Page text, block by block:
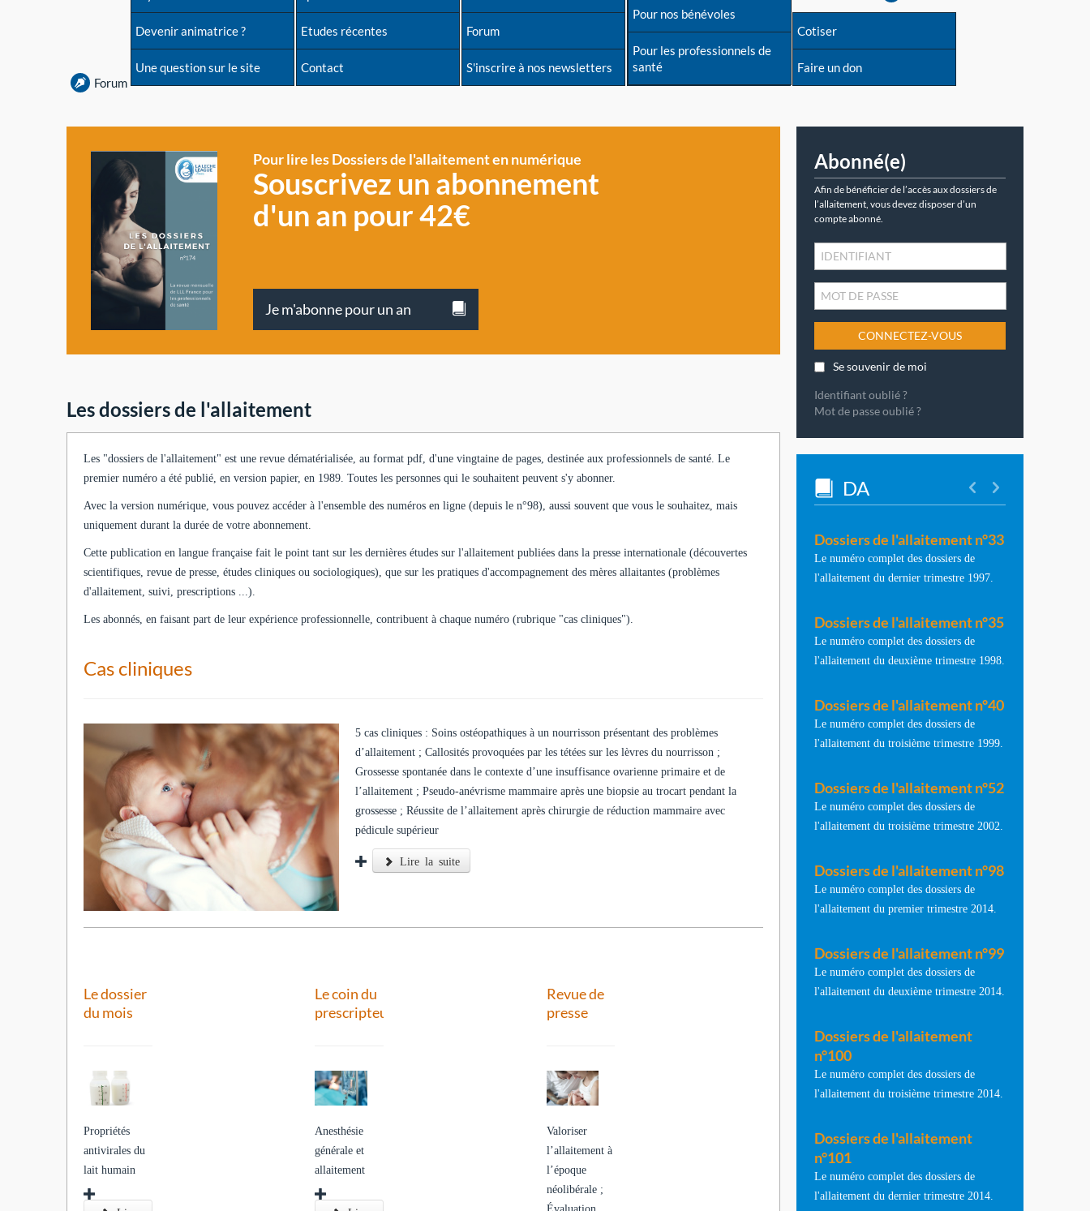
Forum
Devenir animatrice ?
Une question sur le site
Etudes récentes
Contact
Forum
S'inscrire à nos newsletters
Pour nos bénévoles
Pour les professionnels de
santé
Cotiser
Faire un don
Pour lire les Dossiers de l'allaitement en numérique
Souscrivez un abonnement
d'un an pour 42€
Je m'abonne pour un an
Les dossiers de l'allaitement
Les "dossiers de l'allaitement" est une revue dématérialisée, au format pdf, d'une vingtaine de pages, destinée aux professionnels de santé. Le
premier numéro a été publié, en version papier, en 1989. Toutes les personnes qui le souhaitent peuvent s'y abonner.
Avec la version numérique, vous pouvez accéder à l'ensemble des numéros en ligne (depuis le n°98), aussi souvent que vous le souhaitez, mais
uniquement durant la durée de votre abonnement.
Cette publication en langue française fait le point tant sur les dernières études sur l'allaitement publiées dans la presse internationale (découvertes
scientifiques, revue de presse, études cliniques ou sociologiques), que sur les pratiques d'accompagnement des mères allaitantes (problèmes
d'allaitement, suivi, prescriptions ...).
Les abonnés, en faisant part de leur expérience professionnelle, contribuent à chaque numéro (rubrique "cas cliniques").
Cas cliniques
5 cas cliniques : Soins ostéopathiques à un nourrisson présentant des problèmes
d’allaitement ; Callosités provoquées par les tétées sur les lèvres du nourrisson ;
Grossesse spontanée dans le contexte d’une insuffisance ovarienne primaire et de
l’allaitement ; Pseudo-anévrisme mammaire après une biopsie au trocart pendant la
grossesse ; Réussite de l’allaitement après chirurgie de réduction mammaire avec
pédicule supérieur
Lire la suite
Le dossier
du mois
Propriétés
antivirales du
lait humain
Le coin du
prescripteur
Anesthésie
générale et
allaitement
Revue de
presse
Valoriser
l’allaitement à
l’époque
néolibérale ;
Abonné(e)
Afin de bénéficier de l’accès aux dossiers de
l’allaitement, vous devez disposer d’un
compte abonné.
CONNECTEZ-VOUS
Se souvenir de moi
Identifiant oublié ?
Mot de passe oublié ?
DA
Dossiers de l'allaitement n°33
Le numéro complet des dossiers de
l'allaitement du dernier trimestre 1997.
Dossiers de l'allaitement n°35
Le numéro complet des dossiers de
l'allaitement du deuxième trimestre 1998.
Dossiers de l'allaitement n°40
Le numéro complet des dossiers de
l'allaitement du troisième trimestre 1999.
Dossiers de l'allaitement n°52
Le numéro complet des dossiers de
l'allaitement du troisième trimestre 2002.
Dossiers de l'allaitement n°98
Le numéro complet des dossiers de
l'allaitement du premier trimestre 2014.
Dossiers de l'allaitement n°99
Le numéro complet des dossiers de
l'allaitement du deuxième trimestre 2014.
Dossiers de l'allaitement
n°100
Le numéro complet des dossiers de
l'allaitement du troisième trimestre 2014.
Dossiers de l'allaitement
n°101
Le numéro complet des dossiers de
l'allaitement du dernier trimestre 2014.